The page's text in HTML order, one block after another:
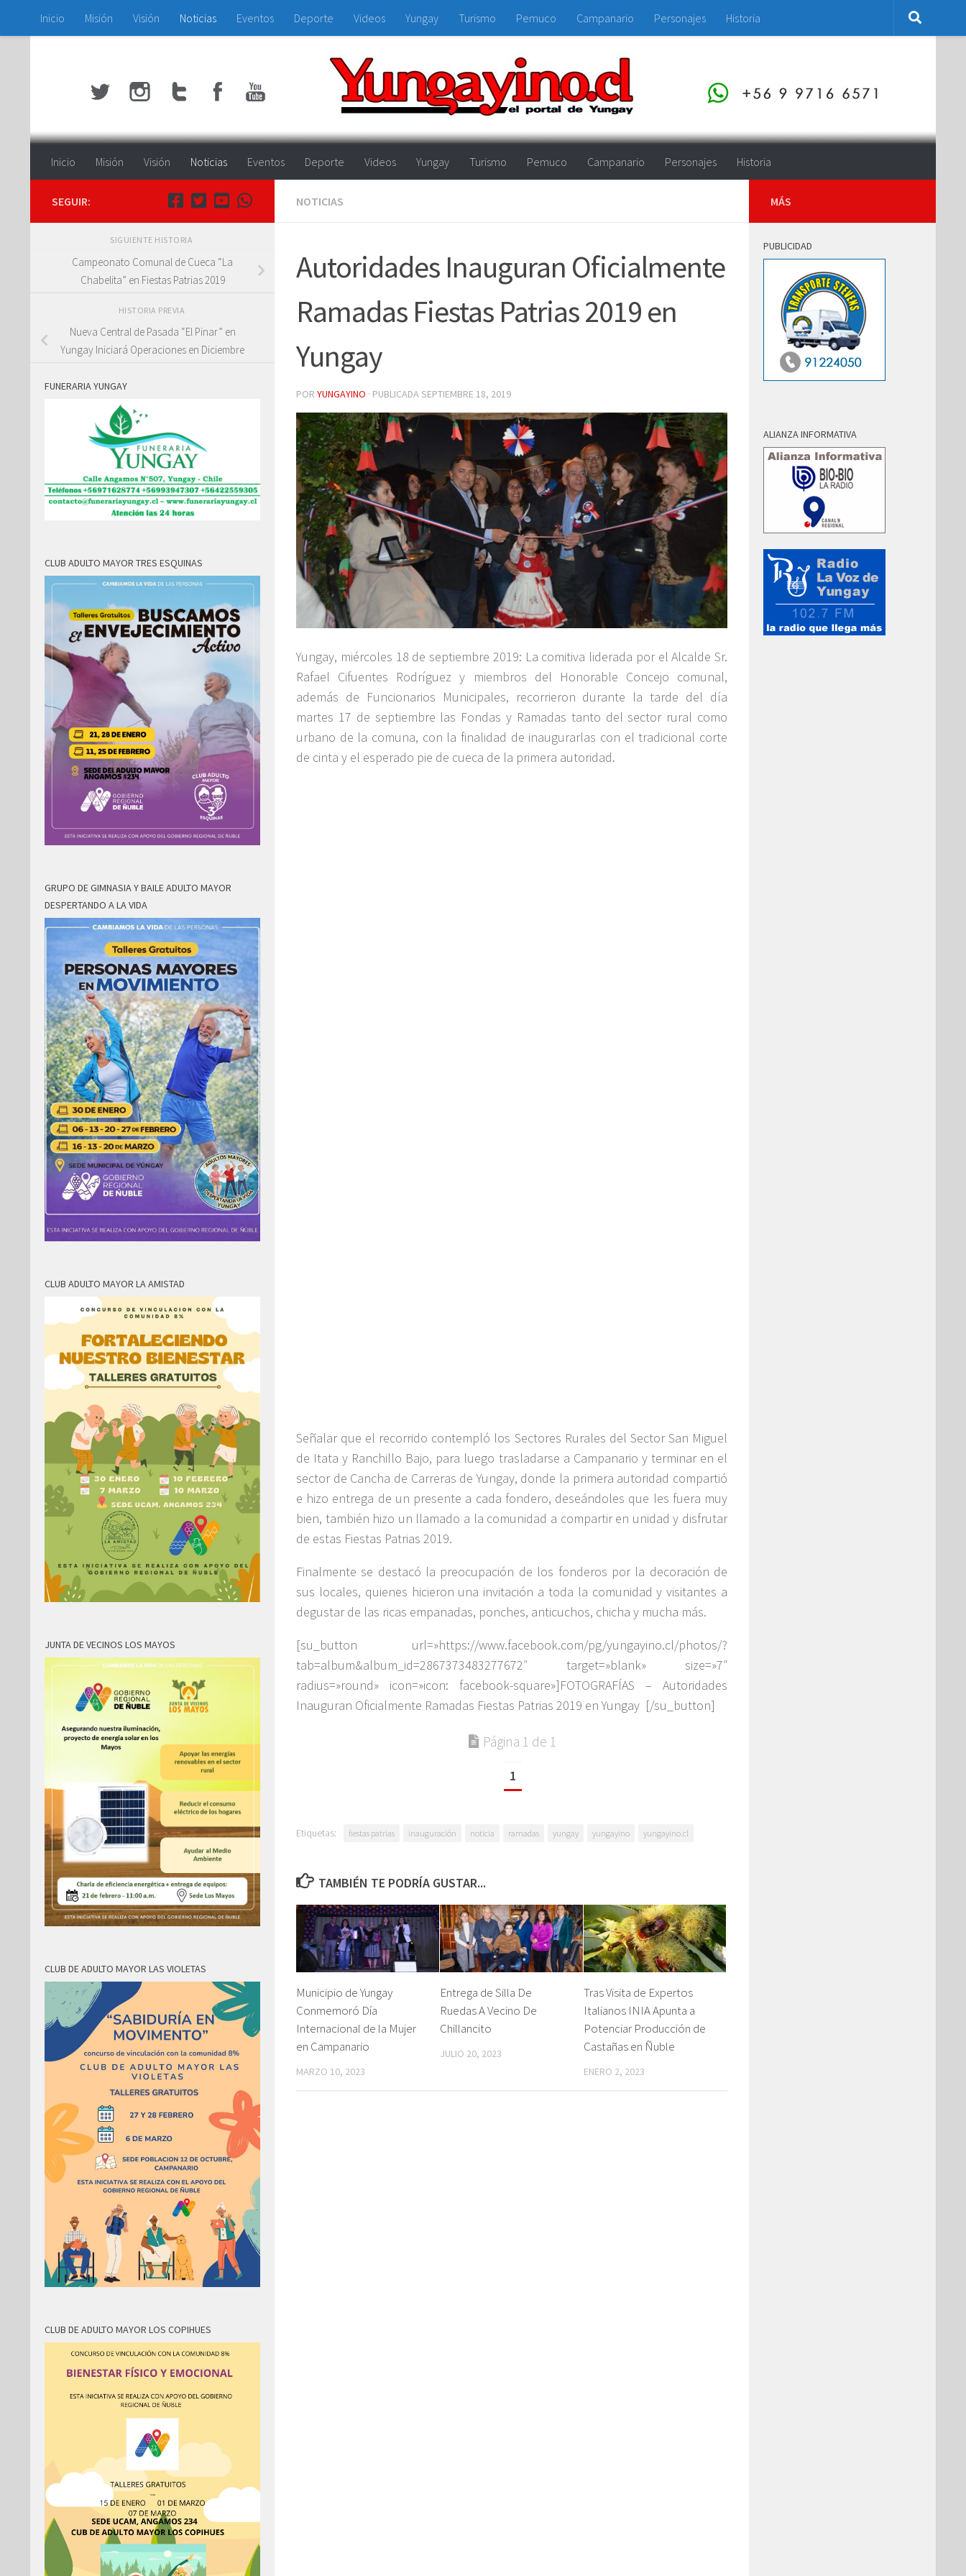
Saltar al contenido
Inicio Misión Visión Noticias Eventos Deporte Videos Yungay Turismo Pemuco Campanario Personajes Historia
Inicio Misión Visión Noticias Eventos Deporte Videos Yungay Turismo Pemuco Campanario Personajes Historia
NOTICIAS
Autoridades Inauguran Oficialmente
Ramadas Fiestas Patrias 2019 en
Yungay
POR YUNGAYINO · PUBLICADASEPTIEMBRE 18, 2019
Yungay, miércoles 18 de septiembre 2019: La comitiva liderada por el Alcalde Sr.
Rafael Cifuentes Rodríguez y miembros del Honorable Concejo comunal,
además de Funcionarios Municipales, recorrieron durante la tarde del día
martes 17 de septiembre las Fondas y Ramadas tanto del sector rural como
urbano de la comuna, con la finalidad de inaugurarlas con el tradicional corte
de cinta y el esperado pie de cueca de la primera autoridad.
Señalar que el recorrido contempló los Sectores Rurales del Sector San Miguel
de Itata y Ranchillo Bajo, para luego trasladarse a Campanario y terminar en el
sector de Cancha de Carreras de Yungay, donde la primera autoridad compartió
e hizo entrega de un presente a cada fondero, deseándoles que les fuera muy
bien, también hizo un llamado a la comunidad a compartir en unidad y disfrutar
de estas Fiestas Patrias 2019.
Finalmente se destacó la preocupación de los fonderos por la decoración de
sus locales, quienes hicieron una invitación a toda la comunidad y visitantes a
degustar de las ricas empanadas, ponches, anticuchos, chicha y mucha más.
[su_button url=»https://www.facebook.com/pg/yungayino.cl/photos/?
tab=album&album_id=2867373483277672″ target=»blank» size=»7″
radius=»round» icon=»icon: facebook-square»]FOTOGRAFÍAS – Autoridades
Inauguran Oficialmente Ramadas Fiestas Patrias 2019 en Yungay [/su_button]
Página 1 de 1
1
Etiquetas: fiestas patrias inauguración noticia ramadas yungay yungayino yungayino.cl
TAMBIÉN TE PODRÍA GUSTAR...
Municipio de Yungay
Conmemoró Día
Internacional de la Mujer
en Campanario
MARZO 10, 2023
Entrega de Silla De
Ruedas A Vecino De
Chillancito
JULIO 20, 2023
Tras Visita de Expertos
Italianos INIA Apunta a
Potenciar Producción de
Castañas en Ñuble
ENERO 2, 2023
SEGUIR:
SIGUIENTE HISTORIA
Campeonato Comunal de Cueca “La
Chabelita” en Fiestas Patrias 2019
HISTORIA PREVIA
Nueva Central de Pasada “El Pinar” en
Yungay Iniciará Operaciones en Diciembre
FUNERARIA YUNGAY
CLUB ADULTO MAYOR TRES ESQUINAS
GRUPO DE GIMNASIA Y BAILE ADULTO MAYOR
DESPERTANDO A LA VIDA
CLUB ADULTO MAYOR LA AMISTAD
JUNTA DE VECINOS LOS MAYOS
CLUB DE ADULTO MAYOR LAS VIOLETAS
CLUB DE ADULTO MAYOR LOS COPIHUES
MÁS
PUBLICIDAD
ALIANZA INFORMATIVA